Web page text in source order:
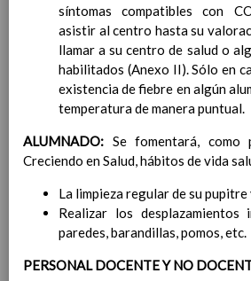
Proyecto Educativo
Marco Normativo
Objetivos propios para la
escolar
LÃ­neas generales de
CoordinaciÃ³n y
en las Ã¡reas de la
enseÃ±anzas
EducaciÃ³n
noviembre 2019
Objetivos
Ãreas
síntomas compatibles con
asistir al centro hasta su
llamar a su centro de salud o
habilitados (Anexo II). Sólo en
existencia de fiebre en algún
temperatura de manera puntual.
ALUMNADO: Se fomentará, como
Creciendo en Salud, hábitos de vida
La limpieza regular de su pupitre
Realizar los
paredes, barandillas, pomos, etc.
PERSONAL DOCENTE Y NO